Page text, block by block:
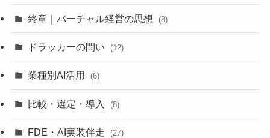
終章｜バーチャル経営の思想 (8)
ドラッカーの問い (12)
業種別AI活用 (6)
比較・選定・導入 (8)
FDE・AI実装伴走 (27)